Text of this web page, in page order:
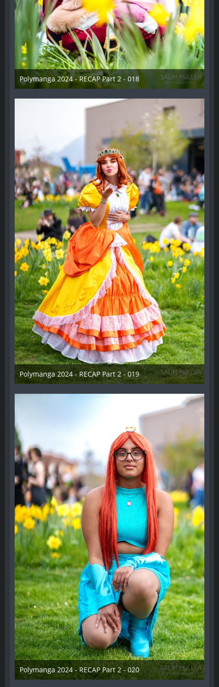
Polymanga 2024 - RECAP Part 2 - 018
29. April 2024
Polymanga 2024 - RECAP Part 2 - 019
29. April 2024
Polymanga 2024 - RECAP Part 2 - 020
29. April 2024